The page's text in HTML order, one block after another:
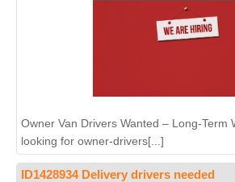
Owner Van Drivers Wanted – Long-Term
looking for owner-drivers[...]
ID1428934 Delivery drivers needed